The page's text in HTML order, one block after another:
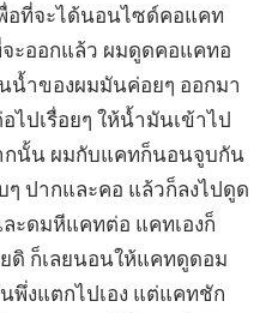
ที่จะได้นอนไซด์คอแคท
ะออกแล้ว ผมดูดคอแคทอ
น้ำของผมมันค่อยๆ ออกมา
ปเรื่อยๆ ให้น้ำมันเข้าไป
กนั้น ผมกับแคทก็นอนจูบกัน
ปากและคอ แล้วก็ลงไปดูด
ะดมหีแคทต่อ แคทเองก็
ก็เลยนอนให้แคทดูดอม
งแตกไปเอง แต่แคทชัก